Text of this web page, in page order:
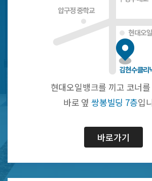
현대오일뱅크를 끼고 코너
바로 옆 쌍봉빌딩 7층입
바로가기